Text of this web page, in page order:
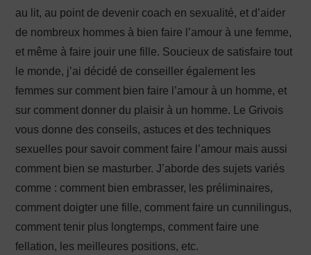
au lit, au point de devenir coach en sexualité, et d’aider
de nombreux hommes à bien faire l’amour à une femme,
et même à faire jouir une fille. Soucieux de satisfaire tout
le monde, j’ai décidé de conseiller également les
femmes sur comment bien faire l’amour à un homme, et
sur comment donner du plaisir à un homme. Le Grivois
vous donne des conseils, astuces et des techniques
sexuelles pour savoir comment faire l’amour mais aussi
comment bien se masturber. J’aborde des sujets variés
comme : comment bien embrasser, les préliminaires,
comment doigter une fille, comment faire un cunnilingus,
comment tenir plus longtemps, comment faire une
fellation, les meilleures positions, etc.